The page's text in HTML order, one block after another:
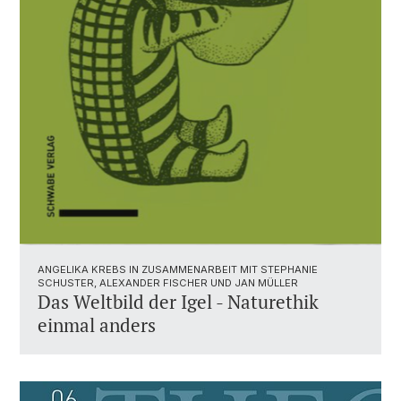
ANGELIKA KREBS IN ZUSAMMENARBEIT MIT STEPHANIE
SCHUSTER, ALEXANDER FISCHER UND JAN MÜLLER
Das Weltbild der Igel - Naturethik
einmal anders